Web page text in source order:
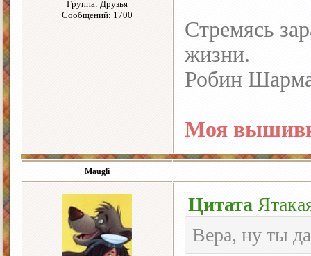
Группа: Друзья
Сообщений: 1700
Стремясь
жизни.
Робин
Моя
Maugli
Цитата
Вера, ну ты